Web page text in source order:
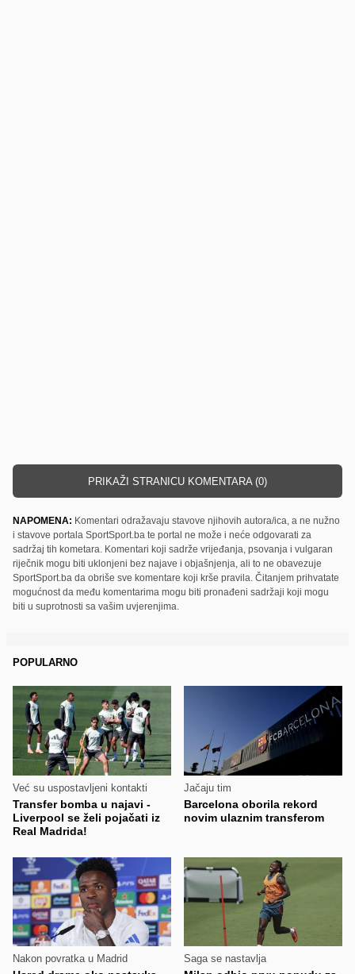
PRIKAŽI STRANICU KOMENTARA (0)
NAPOMENA: Komentari odražavaju stavove njihovih autora/ica, a ne nužno
i stavove portala SportSport.ba te portal ne može i neće odgovarati za
sadržaj tih kometara. Komentari koji sadrže vrijeđanja, psovanja i vulgaran
riječnik mogu biti uklonjeni bez najave i objašnjenja, ali to ne obavezuje
SportSport.ba da obriše sve komentare koji krše pravila. Čitanjem prihvatate
mogućnost da među komentarima mogu biti pronađeni sadržaji koji mogu
biti u suprotnosti sa vašim uvjerenjima.
POPULARNO
Već su uspostavljeni kontakti
Transfer bomba u najavi -
Liverpool se želi pojačati iz
Real Madrida!
Jačaju tim
Barcelona oborila rekord
novim ulaznim transferom
Nakon povratka u Madrid Saga se nastavlja